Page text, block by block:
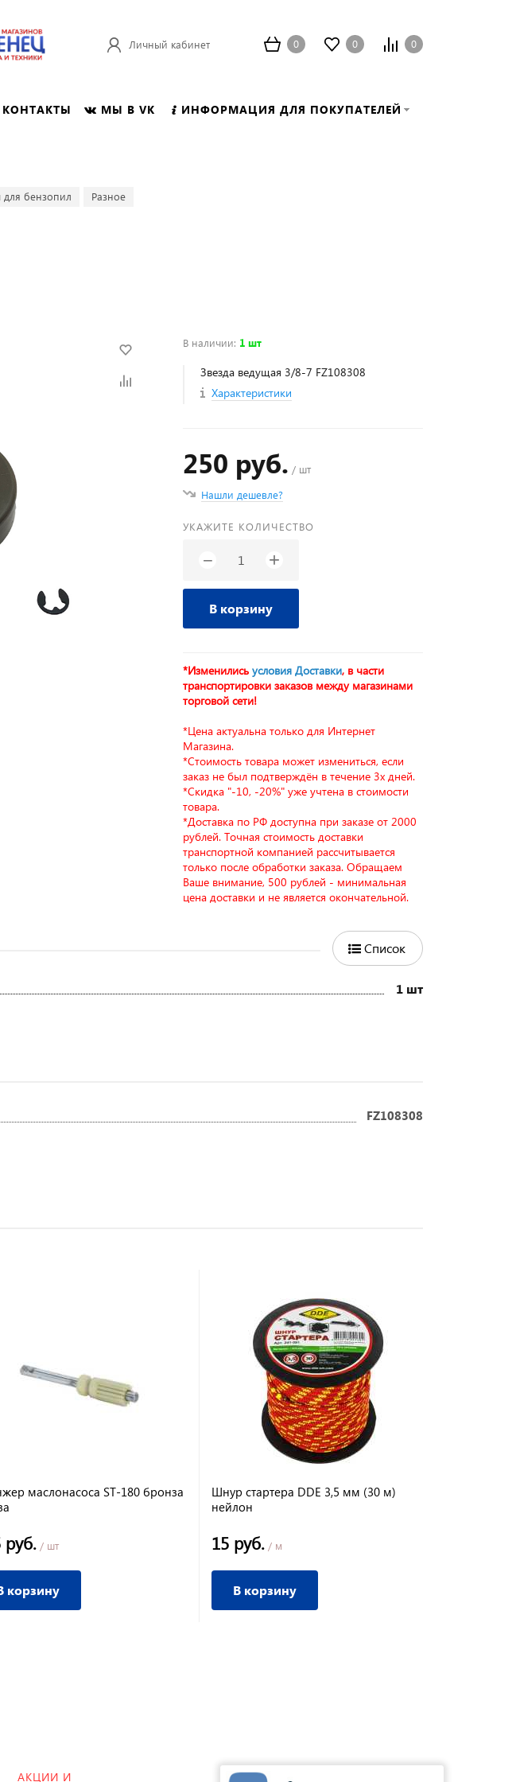
Личный кабинет 0 0 0
КОНТАКТЫ МЫ В VK ИНФОРМАЦИЯ ДЛЯ ПОКУПАТЕЛЕЙ
для бензопил Разное
В наличии: 1 шт
Звезда ведущая 3/8-7 FZ108308
Характеристики
250 руб. / шт
Нашли дешевле?
УКАЖИТЕ КОЛИЧЕСТВО
− +
В корзину
*Изменилисьусловия Доставки, в части
транспортировки заказов между магазинами
торговой сети!
*Цена актуальна только для Интернет
Магазина.
*Стоимость товара может измениться, если
заказ не был подтверждён в течение 3х дней.
*Скидка "-10, -20%" уже учтена в стоимости
товара.
*Доставка по РФ доступна при заказе от 2000
рублей. Точная стоимость доставки
транспортной компанией рассчитывается
только после обработки заказа. Обращаем
Ваше внимание, 500 рублей - минимальная
цена доставки и не является окончательной.
Список
1 шт
FZ108308
маслонасоса ST-180 бронза
руб. / шт
корзину
Шнур стартера DDE 3,5 мм (30 м)
нейлон
15 руб. / м
В корзину
АКЦИИ И